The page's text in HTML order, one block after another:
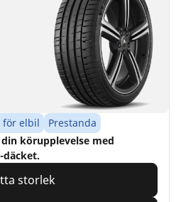
för elbil
Prestanda
körupplevelse med
däcket.
storlek